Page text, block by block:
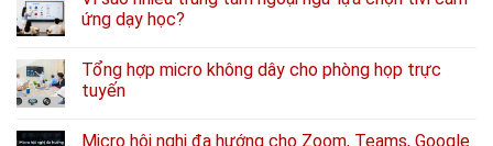
ứng dạy học?
Tổng hợp micro không dây cho phòng họp trực
tuyến
Micro hội nghị đa hướng cho Zoom, Teams, Google